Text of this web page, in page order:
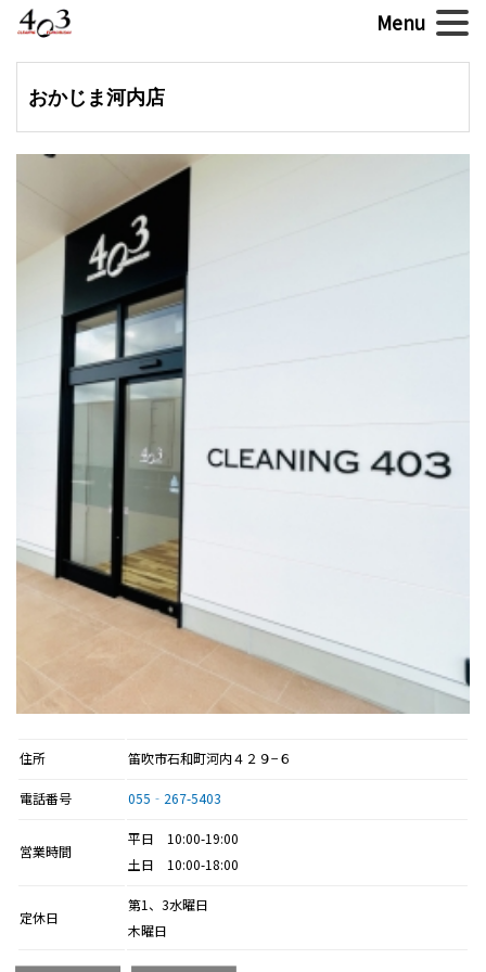
おかじま河内店
住所 笛吹市石和町河内４２９−６
電話番号 055‐267-5403
営業時間
平日 10:00-19:00
土日 10:00-18:00
定休日
第1、3水曜日
木曜日